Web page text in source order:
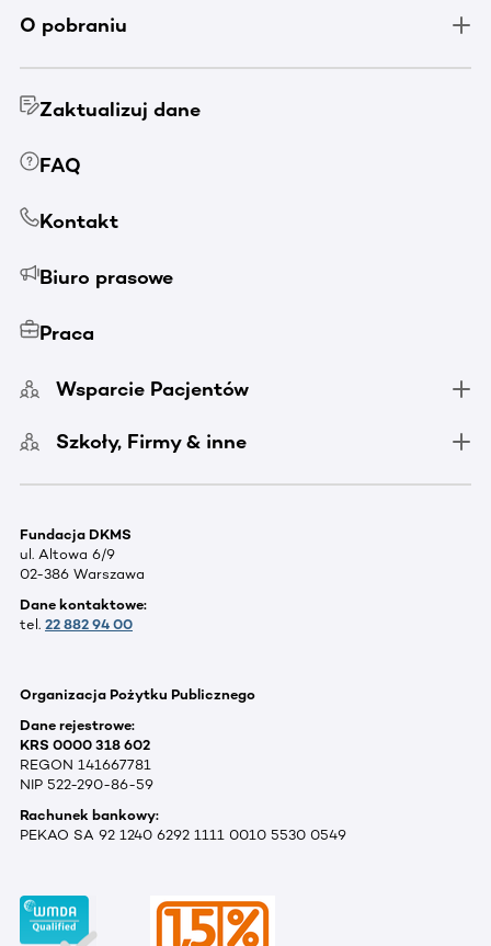
O pobraniu
Zaktualizuj dane
FAQ
Kontakt
Biuro prasowe
Praca
Wsparcie Pacjentów
Szkoły, Firmy & inne
Fundacja DKMS
ul. Altowa 6/9
02-386 Warszawa
Dane kontaktowe:
tel. 22 882 94 00
Organizacja Pożytku Publicznego
Dane rejestrowe:
KRS 0000 318 602
REGON 141667781
NIP 522-290-86-59
Rachunek bankowy:
PEKAO SA 92 1240 6292 1111 0010 5530 0549